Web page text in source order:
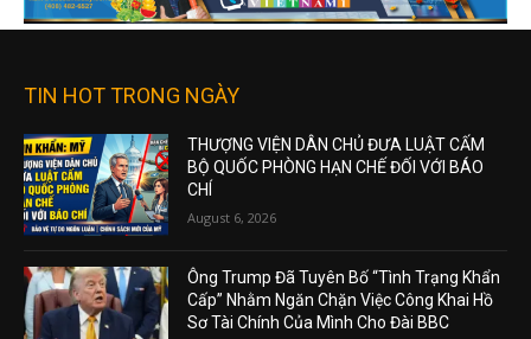
TIN HOT TRONG NGÀY
THƯỢNG VIỆN DÂN CHỦ ĐƯA LUẬT CẤM
BỘ QUỐC PHÒNG HẠN CHẾ ĐỐI VỚI BÁO
CHÍ
August 6, 2026
Ông Trump Đã Tuyên Bố “Tình Trạng Khẩn
Cấp” Nhằm Ngăn Chặn Việc Công Khai Hồ
Sơ Tài Chính Của Mình Cho Đài BBC